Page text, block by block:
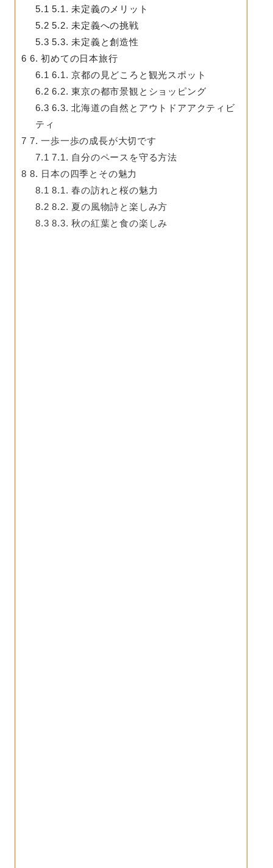
5.1 5.1. 未定義のメリット
5.2 5.2. 未定義への挑戦
5.3 5.3. 未定義と創造性
6 6. 初めての日本旅行
6.1 6.1. 京都の見どころと観光スポット
6.2 6.2. 東京の都市景観とショッピング
6.3 6.3. 北海道の自然とアウトドアアクティビ
ティ
7 7. 一歩一歩の成長が大切です
7.1 7.1. 自分のペースを守る方法
8 8. 日本の四季とその魅力
8.1 8.1. 春の訪れと桜の魅力
8.2 8.2. 夏の風物詩と楽しみ方
8.3 8.3. 秋の紅葉と食の楽しみ